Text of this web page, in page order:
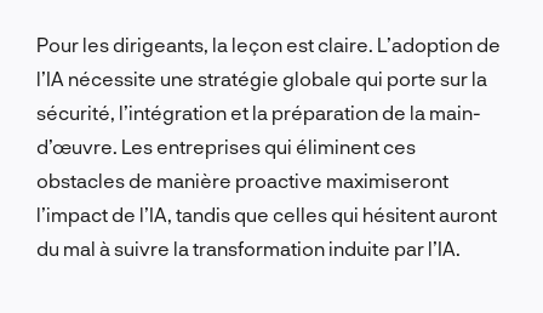
Pour les dirigeants, la leçon est claire. L’adoption de
l’IA nécessite une stratégie globale qui porte sur la
sécurité, l’intégration et la préparation de la main-
d’œuvre. Les entreprises qui éliminent ces
obstacles de manière proactive maximiseront
l’impact de l’IA, tandis que celles qui hésitent auront
du mal à suivre la transformation induite par l’IA.